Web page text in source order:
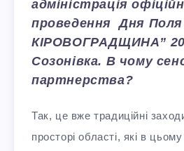
адміністрація
проведення Дня
КІРОВОГРАДЩИНА”
Созонівка. В чому
партнерства?
Так, це вже традиційні
просторі області, які в цьому